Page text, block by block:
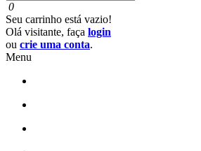
0
Seu carrinho está vazio!
Olá visitante, faça login
ou crie uma conta.
Menu